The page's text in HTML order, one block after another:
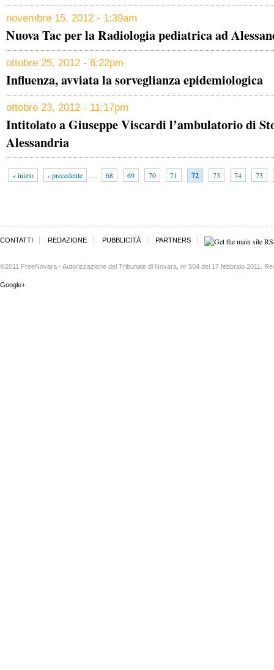
novembre 15, 2012 - 1:39am
Nuova Tac per la Radiologia pediatrica ad
ottobre 25, 2012 - 6:22pm
Influenza, avviata la sorveglianza epidemiologica
ottobre 23, 2012 - 11:17pm
Intitolato a Giuseppe Viscardi l’ambulatorio di
Alessandria
« inizio ‹ precedente … 68 69 70 71 72 73 74 75
CONTATTI REDAZIONE PUBBLICITÀ PARTNERS
©2011 FreeNovara - Autorizzazione del Tribunale di Novara, nr 504 del 17 febbraio 2011.
Google+